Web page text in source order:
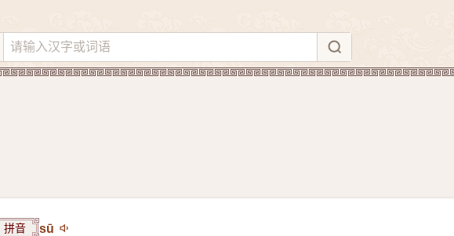
拼音 sū